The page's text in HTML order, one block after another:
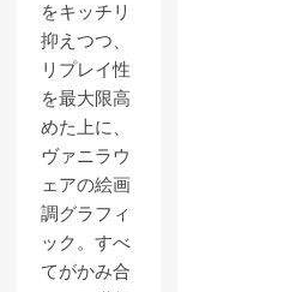
をキッチリ
抑えつつ、
リプレイ性
を最大限高
めた上に、
ヴァニラウ
ェアの絵画
調グラフィ
ック。すべ
てがかみ合